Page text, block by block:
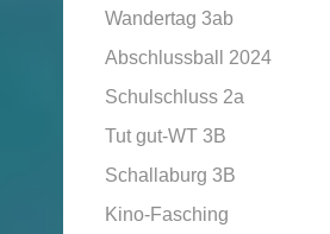
Wandertag 3ab
Abschlussball 2024
Schulschluss 2a
Tut gut-WT 3B
Schallaburg 3B
Kino-Fasching